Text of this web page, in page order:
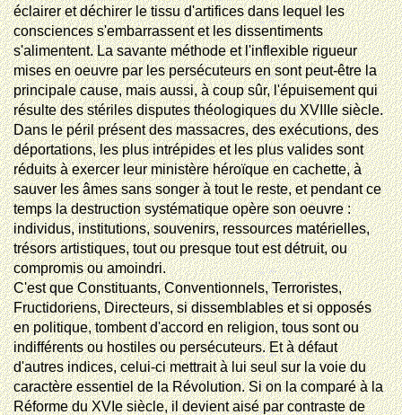
éclairer et déchirer le tissu d'artifices dans lequel les
consciences s'embarrassent et les dissentiments
s'alimentent. La savante méthode et l'inflexible rigueur
mises en oeuvre par les persécuteurs en sont peut-être la
principale cause, mais aussi, à coup sûr, l'épuisement qui
résulte des stériles disputes théologiques du XVIIIe siècle.
Dans le péril présent des massacres, des exécutions, des
déportations, les plus intrépides et les plus valides sont
réduits à exercer leur ministère héroïque en cachette, à
sauver les âmes sans songer à tout le reste, et pendant ce
temps la destruction systématique opère son oeuvre :
individus, institutions, souvenirs, ressources matérielles,
trésors artistiques, tout ou presque tout est détruit, ou
compromis ou amoindri.
C'est que Constituants, Conventionnels, Terroristes,
Fructidoriens, Directeurs, si dissemblables et si opposés
en politique,tombentd'accord en religion, tous sont ou
indifférents ou hostiles ou persécuteurs. Et à défaut
d'autres indices, celui-ci mettrait à lui seul sur la voie du
caractère essentiel de la Révolution. Si on la comparé à la
Réforme du XVIe siècle, il devient aisé par contraste de